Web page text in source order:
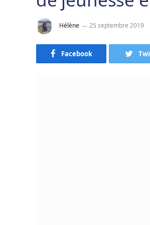
Hélène 25 septembre 2019
Facebook